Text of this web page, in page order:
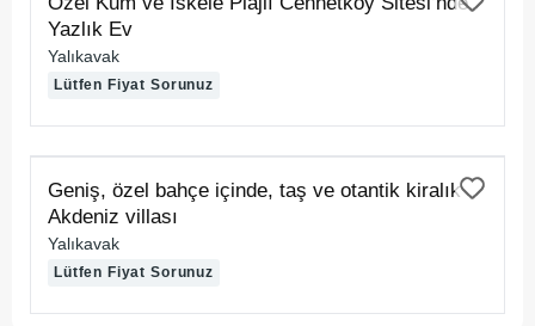
Yazlık Ev
Yalıkavak
Lütfen Fiyat Sorunuz
KİRALIK
Geniş, özel bahçe içinde, taş ve otantik kiralık
Akdeniz villası
Yalıkavak
Lütfen Fiyat Sorunuz